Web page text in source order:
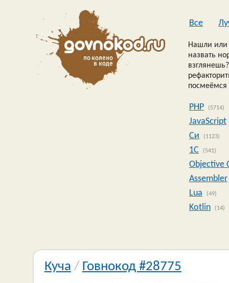
Все
Нашли или
назвать
посмеёмся
PHP (5714)
JavaScript
Си
(1123)
1C (541)
Objective
Assembler
Lua
(49)
Kotlin (14)
Куча / Говнокод #28775